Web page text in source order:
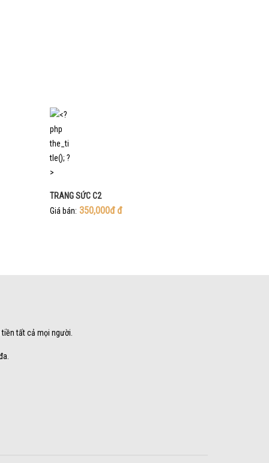
TRANG SỨC C2
Giá bán: 350,000đđ
tất cả mọi người.